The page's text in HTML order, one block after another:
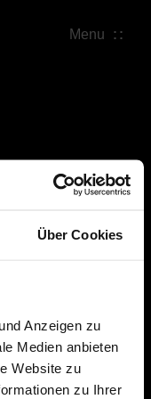
Über Cookies
Anzeigen zu
Medien anbieten
Website zu
zu Ihrer
Menu